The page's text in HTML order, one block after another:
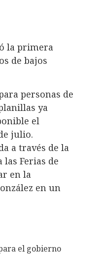
la primera
de bajos
personas de
ya
el
julio.
a través de la
Ferias de
en la
en un
el gobierno